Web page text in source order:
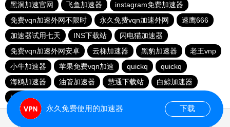
黑洞加速官网
飞鱼加速器
instagram免费加速器
免费vqn加速外网不限时
永久免费vqn加速外网
速鹰666
加速器试用七天
INS下载站
闪电猫加速器
免费vqn加速外网安卓
云梯加速器 黑豹加速器
老王vnp
小牛加速器
苹果免费vqn加速 quickq
quickq
海鸥加速器
油管加速器 慧通下载站
白鲸加速器
hammer加速器
永久免费使用的加速器 下载